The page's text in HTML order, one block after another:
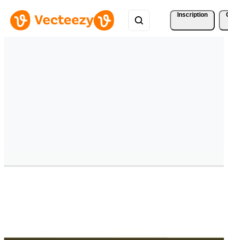
Inscription